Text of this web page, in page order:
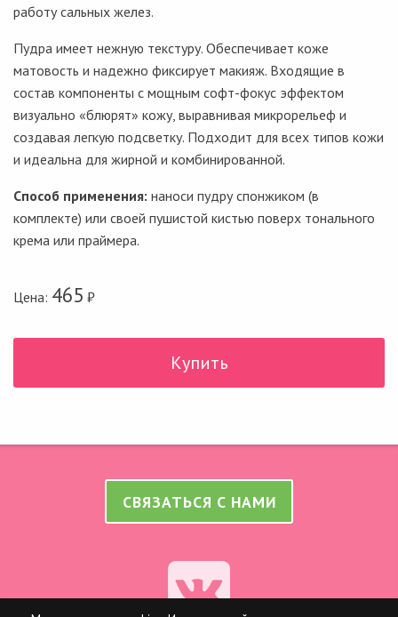
работу сальных желез.
Пудра имеет нежную текстуру. Обеспечивает коже
матовость и надежно фиксирует макияж. Входящие в
состав компоненты с мощным софт-фокус эффектом
визуально «блюрят» кожу, выравнивая микрорельеф и
создавая легкую подсветку. Подходит для всех типов кожи
и идеальна для жирной и комбинированной.
Способ применения: наноси пудру спонжиком (в
комплекте) или своей пушистой кистью поверх тонального
крема или праймера.
Цена: 465 ₽
Купить
СВЯЗАТЬСЯ С НАМИ